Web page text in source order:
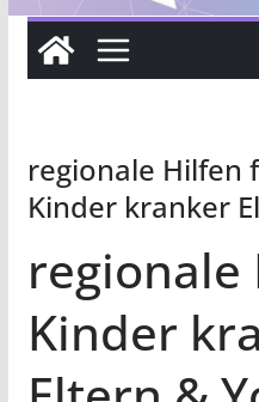
regionale Hilfen
Kinder kranker
Kinder